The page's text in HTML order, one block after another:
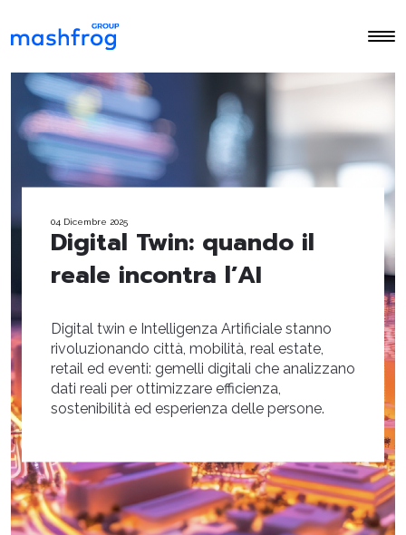
04 Dicembre 2025
Digital Twin: quando il
reale incontra l’AI
Digital twin e Intelligenza Artificiale stanno
rivoluzionando città, mobilità, real estate,
retail ed eventi: gemelli digitali che analizzano
dati reali per ottimizzare efficienza,
sostenibilità ed esperienza delle persone.